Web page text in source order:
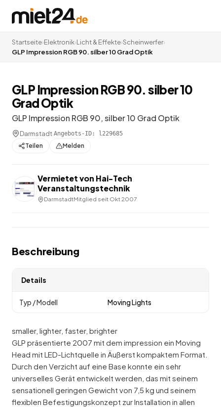
Startseite›Elektronik›Licht & Effekte›Scheinwerfer›
GLP Impression RGB 90. silber 10 Grad Optik
GLP Impression RGB 90. silber 10
Grad Optik
GLP Impression RGB 90, silber 10 Grad Optik
Darmstadt·Angebots-ID: l229685
Teilen Melden
Vermietet von Hai-Tech
Veranstaltungstechnik
DarmstadtMitglied seit Okt 2007
Beschreibung
Details
Typ / Modell Moving Lights
smaller, lighter, faster, brighter
GLP präsentierte 2007 mit dem impression ein Moving
Head mit LED-Lichtquelle in Äußerst kompaktem Format.
Durch den Verzicht auf eine Base konnte ein sehr
universelles Gerät entwickelt werden, das mit seinem
sensationell geringen Gewicht von 7,5 kg und seinem
flexiblen Befestigungskonzept zur Installation in allen